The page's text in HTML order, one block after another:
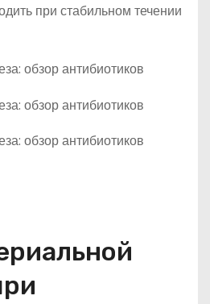
при стабильном течении